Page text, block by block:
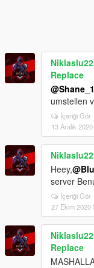
Niklaslu22
Replace
umstellen
İçeriği Gör
13 Aralık
Niklaslu22
Heey,
server
İçeriği Gör
27 Ekim 2020
Niklaslu22
Replace